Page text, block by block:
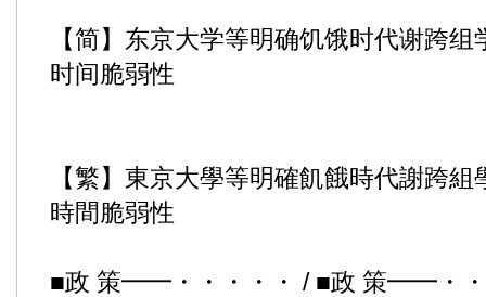
【简】东京大学等明确饥饿时代谢跨
时间脆弱性
【繁】東京大學等明確飢餓時代謝跨
時間脆弱性
■政 策━━・・・・・ / ■政 策━━・